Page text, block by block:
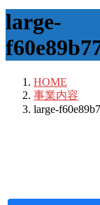
large-
HOME
事業内容
large-